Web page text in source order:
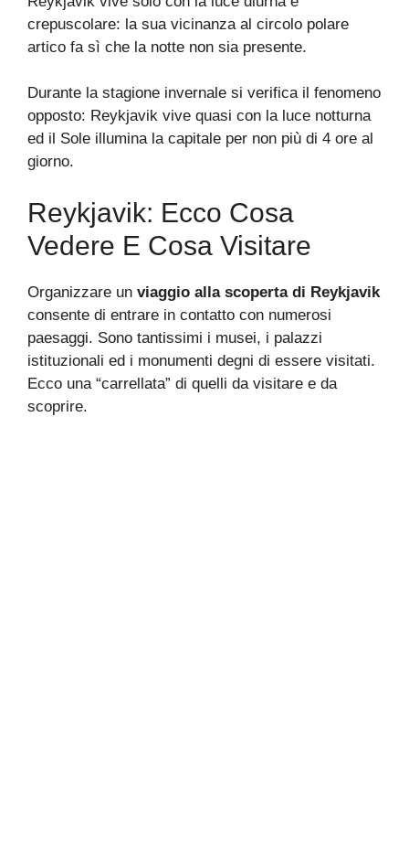
crepuscolare: la sua vicinanza al circolo polare
artico fa sì che la notte non sia presente.
Durante la stagione invernale si verifica il fenomeno
opposto: Reykjavik vive quasi con la luce notturna
ed il Sole illumina la capitale per non più di 4 ore al
giorno.
Reykjavik: Ecco Cosa
Vedere E Cosa Visitare
Organizzare un viaggio alla scoperta di Reykjavik
consente di entrare in contatto con numerosi
paesaggi. Sono tantissimi i musei, i palazzi
istituzionali ed i monumenti degni di essere visitati.
Ecco una “carrellata” di quelli da visitare e da
scoprire.